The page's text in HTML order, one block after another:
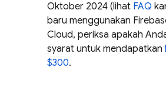
Oktober 2024 (lihat FAQ
baru menggunakan
Cloud, periksa apakah
syarat untuk mendapatkan
$300.